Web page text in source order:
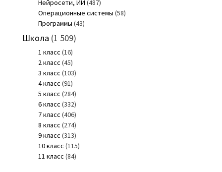
Нейросети, ИИ (487)
Операционные системы (58)
Программы (43)
Школа (1 509)
1 класс (16)
2 класс (45)
3 класс (103)
4 класс (91)
5 класс (284)
6 класс (332)
7 класс (406)
8 класс (274)
9 класс (313)
10 класс (115)
11 класс (84)